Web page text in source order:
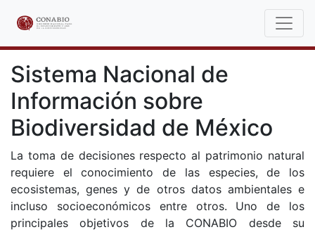
Sistema Nacional de
Información sobre
Biodiversidad de México
La toma de decisiones respecto al patrimonio natural
requiere el conocimiento de las especies, de los
ecosistemas, genes y de otros datos ambientales e
incluso socioeconómicos entre otros. Uno de los
principales objetivos de la CONABIO desde su